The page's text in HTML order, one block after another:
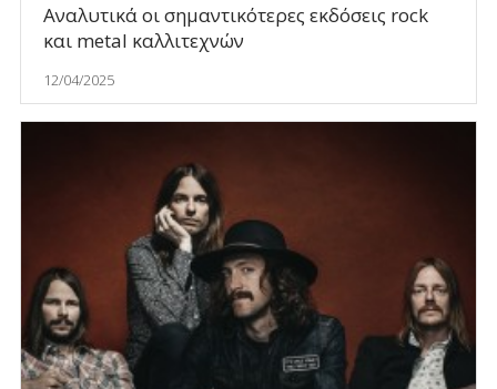
Αναλυτικά οι σημαντικότερες εκδόσεις rock
και metal καλλιτεχνών
12/04/2025